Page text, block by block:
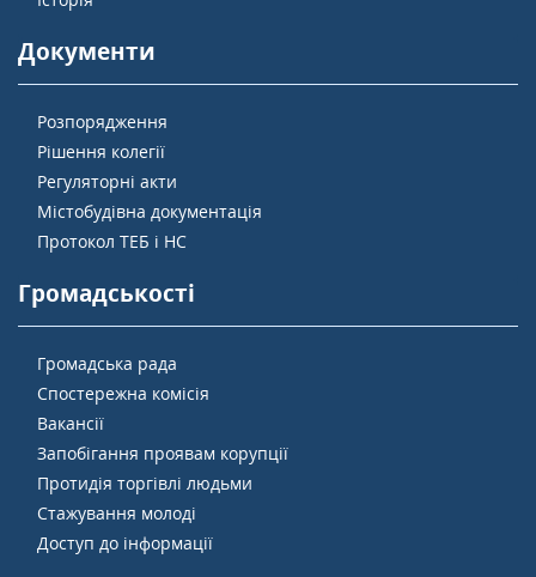
Документи
Розпорядження
Рішення колегії
Регуляторні акти
Містобудівна документація
Протокол ТЕБ і НС
Громадськості
Громадська рада
Спостережна комісія
Вакансії
Запобігання проявам корупції
Протидія торгівлі людьми
Стажування молоді
Доступ до інформації